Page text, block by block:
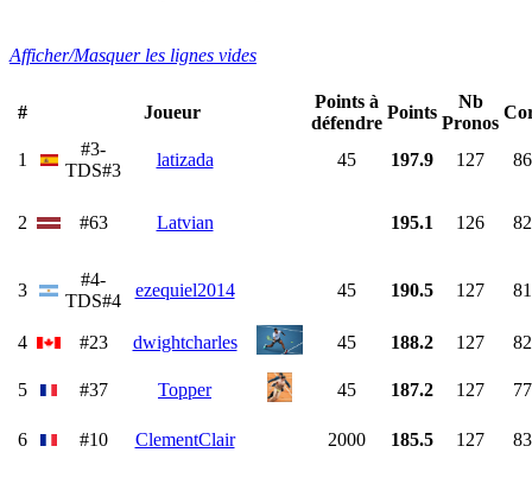
Afficher/Masquer les lignes vides
# Joueur
Points à
défendre
Points
Nb
Pronos
1
#3-
TDS#3
latizada 45 197.9 127
2 #63 Latvian 195.1 126
3
#4-
TDS#4
ezequiel2014 45 190.5 127
4 #23 dwightcharles 45 188.2 127
5 #37 Topper 45 187.2 127
6 #10 ClementClair 2000 185.5 127